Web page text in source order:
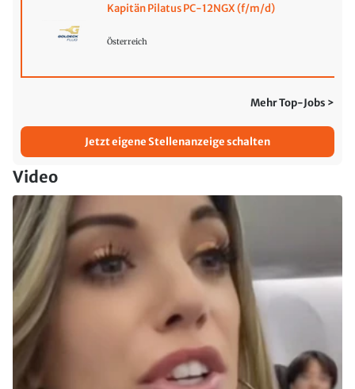
Kapitän Pilatus PC-12NGX (f/m/d)
Österreich
Mehr Top-Jobs >
Jetzt eigene Stellenanzeige schalten
Video